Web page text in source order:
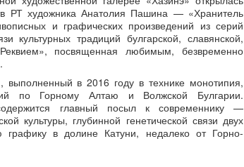
РТ художника Анатолия Пашина — «Хранитель
и графических произведений из серий
культурных традиций булгарской, славянской,
посвященная любимым, безвременно
выполненный в 2016 году в технике монотипия,
по Горному Алтаю и Волжской Булгарии.
главный посыл к современнику —
культуры, глубинной генетической связи двух
графику в долине Катуни, недалеко от Горно-